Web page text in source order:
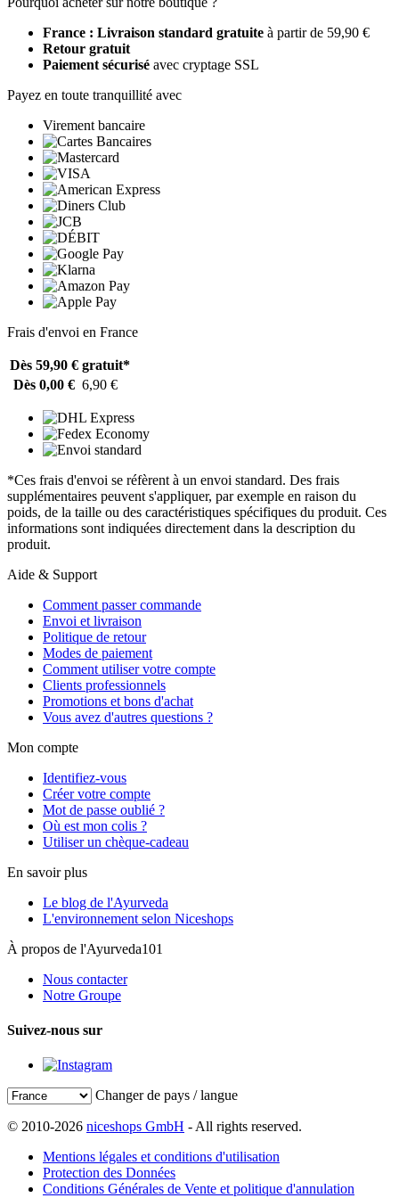
France : Livraison standard gratuite à partir de 59,90 €
Retour gratuit
Paiement sécurisé avec cryptage SSL
Payez en toute tranquillité avec
Virement bancaire
Frais d'envoi en France
Dès 59,90 € gratuit*
Dès 0,00 € 6,90 €
*Ces frais d'envoi se réfèrent à un envoi standard. Des frais
supplémentaires peuvent s'appliquer, par exemple en raison du
poids, de la taille ou des caractéristiques spécifiques du produit. Ces
informations sont indiquées directement dans la description du
produit.
Aide & Support
Comment passer commande
Envoi et livraison
Politique de retour
Modes de paiement
Comment utiliser votre compte
Clients professionnels
Promotions et bons d'achat
Vous avez d'autres questions ?
Mon compte
Identifiez-vous
Créer votre compte
Mot de passe oublié ?
Où est mon colis ?
Utiliser un chèque-cadeau
En savoir plus
Le blog de l'Ayurveda
L'environnement selon Niceshops
À propos de l'Ayurveda101
Nous contacter
Notre Groupe
Suivez-nous sur
Changer de pays / langue
© 2010-2026 niceshops GmbH - All rights reserved.
Mentions légales et conditions d'utilisation
Protection des Données
Conditions Générales de Vente et politique d'annulation